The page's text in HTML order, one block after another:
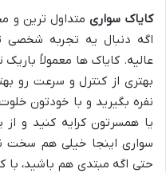
کایاک سواری متداول ترین و
اگه دنبال یه تجربه شخصی
عالیه. کایاک ها معمولاً
بهتری از کنترل و سرعت رو
نفره بگیرید و با خودتون
یا همسرتون کرایه کنید و
سواری اینجا خیلی هم سخت
حتی اگه مبتدی هم باشید، با